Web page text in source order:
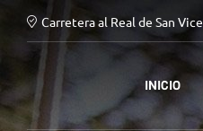
Carretera al Real de San
INICIO